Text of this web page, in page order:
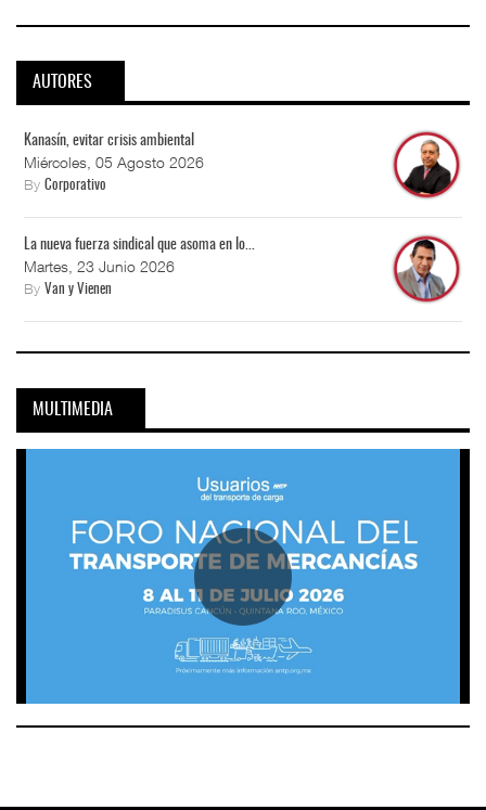
AUTORES
Kanasín, evitar crisis ambiental
Miércoles, 05 Agosto 2026
By Corporativo
La nueva fuerza sindical que asoma en lo...
Martes, 23 Junio 2026
By Van y Vienen
MULTIMEDIA